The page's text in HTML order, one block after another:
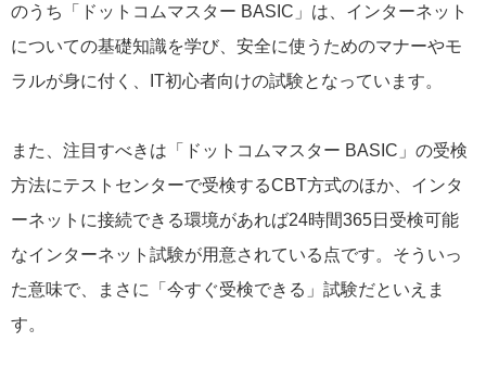
のうち「ドットコムマスター BASIC」は、インターネット
についての基礎知識を学び、安全に使うためのマナーやモ
ラルが身に付く、IT初心者向けの試験となっています。
また、注目すべきは「ドットコムマスター BASIC」の受検
方法にテストセンターで受検するCBT方式のほか、インタ
ーネットに接続できる環境があれば24時間365日受検可能
なインターネット試験が用意されている点です。そういっ
た意味で、まさに「今すぐ受検できる」試験だといえま
す。